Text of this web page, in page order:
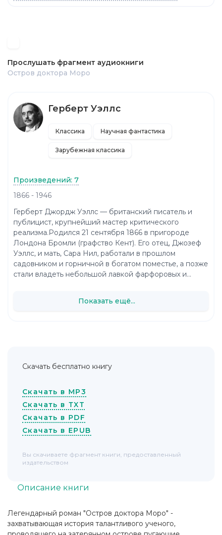
Легендарный роман "Остров доктора Моро" -
захватывающая история талантливого ученого,
Описание книги
Прослушать фрагмент аудиокниги
Остров доктора Моро
Герберт Уэллс
Классика Научная фантастика
Зарубежная классика
Произведений: 7
1866 - 1946
Герберт Джордж Уэллс — британский писатель и
публицист, крупнейший мастер критического
реализма.Родился 21 сентября 1866 в пригороде
Лондона Бромли (графство Кент). Его отец, Джозеф
Уэллс, и мать, Сара Нил, работали в прошлом
садовником и горничной в богатом поместье, а позже
стали владеть небольшой лавкой фарфоровых и...
Показать ещё...
Скачать бесплатно книгу
Скачать в MP3
Скачать в TXT
Скачать в PDF
Скачать в EPUB
Вы скачиваете фрагмент книги, предоставленный
издательством